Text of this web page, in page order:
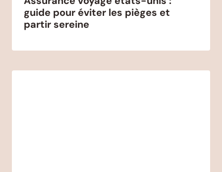
guide pour éviter les pièges et
partir sereine